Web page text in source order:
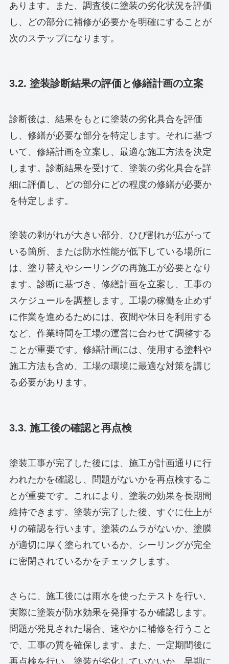
あります。また、調査後に塗装の劣化状況を評価
し、どの部分に補修が必要かを明確にすることが
次のステップになります。
3.2. 塗装診断結果の評価と修繕計画の立案
診断後は、結果をもとに塗装の劣化具合を評価
し、修繕が必要な部分を特定します。それに基づ
いて、修繕計画を立案し、最適な施工方法を決定
します。診断結果を受けて、塗装の劣化具合を詳
細に評価し、どの部分にどの程度の修繕が必要か
を特定します。
塗装の剥がれが大きい部分、ひび割れが広がって
いる箇所、または防水性能が低下している場所に
は、塗り替えやシーリングの再施工が必要となり
ます。診断に基づき、修繕計画を立案し、工事の
スケジュールを調整します。工場の稼働を止めず
に作業を進めるためには、夜間や休日を利用する
など、作業時間を工場の運営に合わせて調整する
ことが重要です。修繕計画には、使用する塗料や
施工方法も含め、工場の環境に最適な対策を講じ
る必要があります。
3.3. 施工後の確認と再点検
塗装工事が完了した後には、施工が計画通りに行
われたかを確認し、問題がないかを再点検するこ
とが重要です。これにより、塗装の効果を長期間
維持できます。塗装が完了した後、すぐに仕上が
りの確認を行います。塗装のムラがないか、塗膜
が適切に厚く塗られているか、シーリングが完全
に密閉されているかをチェックします。
さらに、施工後には雨水を使ったテストを行い、
実際に塗装が防水効果を発揮するか確認します。
問題が発見された場合、速やかに補修を行うこと
で、工事の質を確保します。また、一定期間後に
再点検を行い、塗装が劣化していないか、早期に